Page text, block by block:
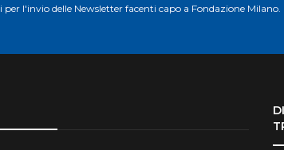
l'invio delle Newsletter facenti capo a Fondazione Milano.